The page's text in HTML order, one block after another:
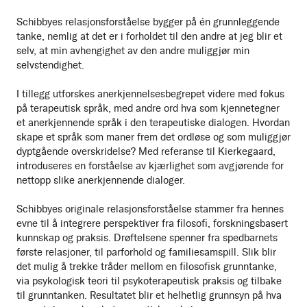
Schibbyes relasjonsforståelse bygger på én grunnleggende
tanke, nemlig at det er i forholdet til den andre at jeg blir et
selv, at min avhengighet av den andre muliggjør min
selvstendighet.
I tillegg utforskes anerkjennelsesbegrepet videre med fokus
på terapeutisk språk, med andre ord hva som kjennetegner
et anerkjennende språk i den terapeutiske dialogen. Hvordan
skape et språk som maner frem det ordløse og som muliggjør
dyptgående overskridelse? Med referanse til Kierkegaard,
introduseres en forståelse av kjærlighet som avgjørende for
nettopp slike anerkjennende dialoger.
Schibbyes originale relasjonsforståelse stammer fra hennes
evne til å integrere perspektiver fra filosofi, forskningsbasert
kunnskap og praksis. Drøftelsene spenner fra spedbarnets
første relasjoner, til parforhold og familiesamspill. Slik blir
det mulig å trekke tråder mellom en filosofisk grunntanke,
via psykologisk teori til psykoterapeutisk praksis og tilbake
til grunntanken. Resultatet blir et helhetlig grunnsyn på hva